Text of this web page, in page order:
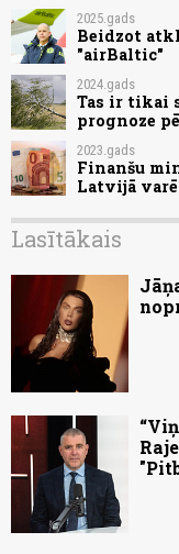
2025.gads
Beidzot
"airBaltic"
2024.gads
Tas ir tikai
prognoze
2023.gads
Finanšu
Latvijā
Lasītākais